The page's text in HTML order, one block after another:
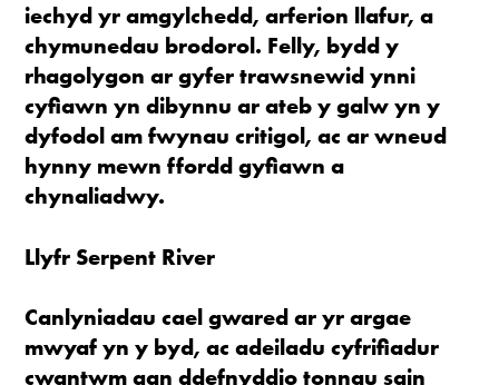
iechyd yr amgylchedd, arferion llafur, a
chymunedau brodorol. Felly, bydd y
rhagolygon ar gyfer trawsnewid ynni
cyfiawn yn dibynnu ar ateb y galw yn y
dyfodol am fwynau critigol, ac ar wneud
hynny mewn ffordd gyfiawn a
chynaliadwy.
Llyfr Serpent River
Canlyniadau cael gwared ar yr argae
mwyaf yn y byd, ac adeiladu cyfrifiadur
cwantwm gan ddefnyddio tonnau sain